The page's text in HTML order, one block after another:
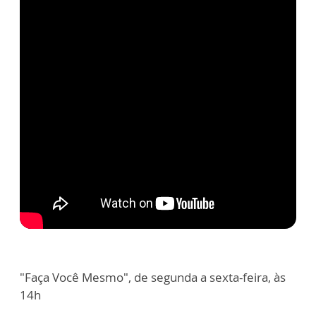
"Faça Você Mesmo", de segunda a sexta-feira, às
14h